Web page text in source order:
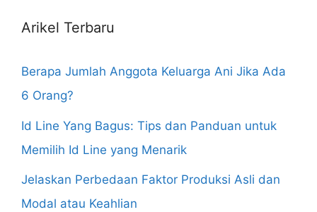
Arikel Terbaru
Berapa Jumlah Anggota Keluarga Ani Jika Ada
6 Orang?
Id Line Yang Bagus: Tips dan Panduan untuk
Memilih Id Line yang Menarik
Jelaskan Perbedaan Faktor Produksi Asli dan
Modal atau Keahlian